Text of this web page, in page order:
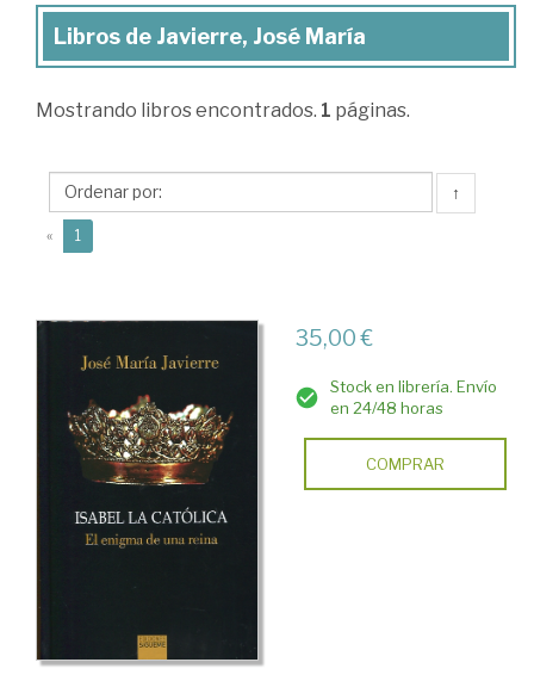
Libros
Javierre,
María
Libros de Javierre, José María
Mostrando libros encontrados. 1 páginas.
↑
« 1
35,00 €
Stock en librería. Envío
en 24/48 horas
COMPRAR